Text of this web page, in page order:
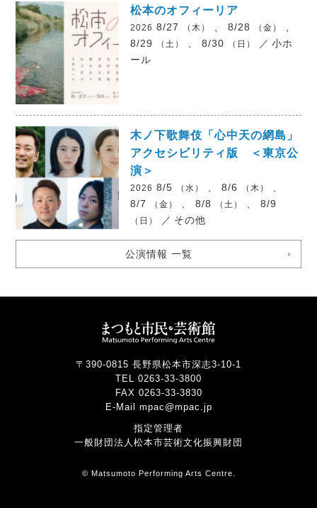
松本のオフィーリア
2026 8/27 （木） 、 8/28 （金）
8/29
（土） 、 8/30 （日） ／ 小ホ
ール
木ノ下歌舞伎「心中天の網島」
アクセシビリティ版 ＜東京公
演＞
2026 8/5 （水） 、 8/6 （木）
8/7
（金） 、 8/8 （土） 、 8/9
（日） ／ その他
公演情報 一覧
〒390-0815 長野県松本市深志3-10-1
TEL 0263-33-3800
FAX 0263-33-3830
E-Mail mpac@mpac.jp
指定管理者
一般財団法人松本市芸術文化振興財団
© Matsumoto Performing Arts Centre.